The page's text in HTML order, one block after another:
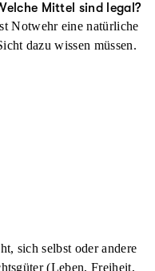
Mittel sind legal?
Notwehr eine natürliche
dazu wissen müssen.
sich selbst oder andere
(Leben, Freiheit,